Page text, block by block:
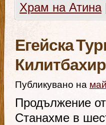
Храм на Атина
Егейска
Публикувано на
Продължение
Станахме в